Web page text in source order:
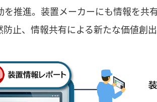
推進。装置メーカーにも情報を共
止、情報共有による新たな価値創出